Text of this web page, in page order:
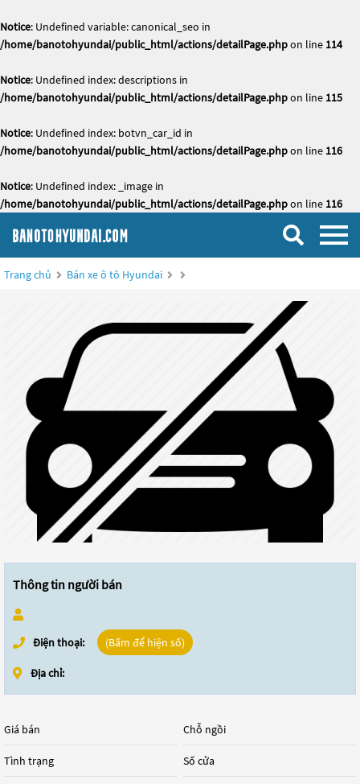
Notice: Undefined variable: canonical_seo in
/home/banotohyundai/public_html/actions/detailPage.phpon line 114
Notice: Undefined index: descriptions in
/home/banotohyundai/public_html/actions/detailPage.phpon line 115
Notice: Undefined index: botvn_car_id in
/home/banotohyundai/public_html/actions/detailPage.phpon line 116
Notice: Undefined index: _image in
/home/banotohyundai/public_html/actions/detailPage.phpon line 116
Trang chủ Bán xe ô tô Hyundai
Thông tin người bán
Điện thoại: (Bấm để hiện số)
Địa chỉ:
Giá bán
Tình trạng
Chỗ ngồi
Số cửa